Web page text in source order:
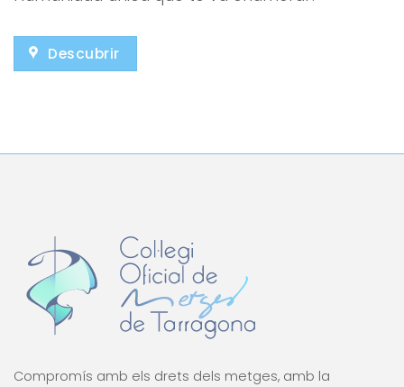
Descubrir
Compromís amb els drets dels metges, amb la